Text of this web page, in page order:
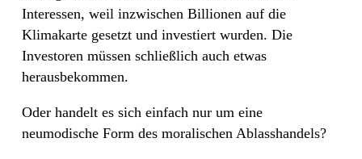
Interessen, weil inzwischen Billionen auf die
Klimakarte gesetzt und investiert wurden. Die
Investoren müssen schließlich auch etwas
herausbekommen.
Oder handelt es sich einfach nur um eine
neumodische Form des moralischen Ablasshandels?